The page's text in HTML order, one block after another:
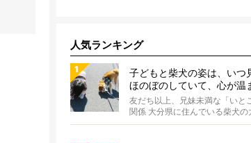
人気ランキング
子どもと柴犬の姿は、いつ
ほのぼのしていて、心が温
友だち以上、兄妹未満な「いと
関係 大分県に住んでいる柴犬の
ん。Instagramにたびたび登場